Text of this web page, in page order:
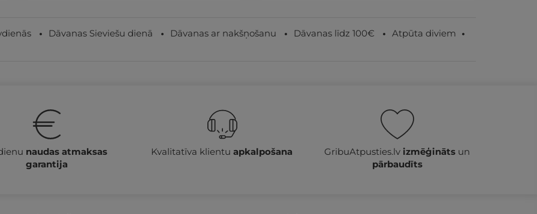
Dāvanas Sieviešu dienā Dāvanas ar nakšņošanu Dāvanas līdz 100€
Atpūta diviem
naudas atmaksas
garantija
Kvalitatīva klientuapkalpošana GribuAtpusties.lv izmēģināts un
pārbaudīts